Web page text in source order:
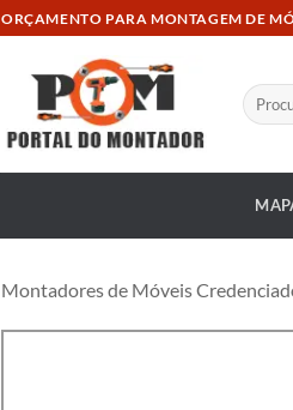
ORÇAMENTO PARA MONTAGEM DE
por:
Montadores de Móveis